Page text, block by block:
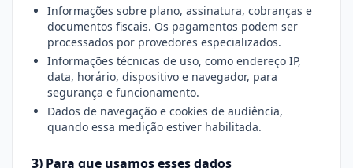
Informações sobre plano, assinatura, cobranças e
documentos fiscais. Os pagamentos podem ser
processados por provedores especializados.
Informações técnicas de uso, como endereço IP,
data, horário, dispositivo e navegador, para
segurança e funcionamento.
Dados de navegação e cookies de audiência,
quando essa medição estiver habilitada.
3) Para que usamos esses dados